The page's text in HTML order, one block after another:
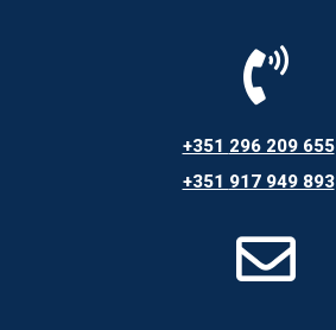
+351 296 209 655
+351 917 949 893